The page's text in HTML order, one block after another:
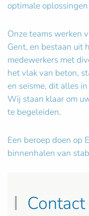
optimale
Onze teams werken
Gent, en bestaan uit
medewerkers met
het vlak van beton,
en seïsme, dit alles
Wij staan klaar om
te begeleiden.
Een beroep doen op
binnenhalen van
Contact